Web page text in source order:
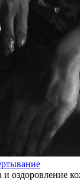
и оздоровление